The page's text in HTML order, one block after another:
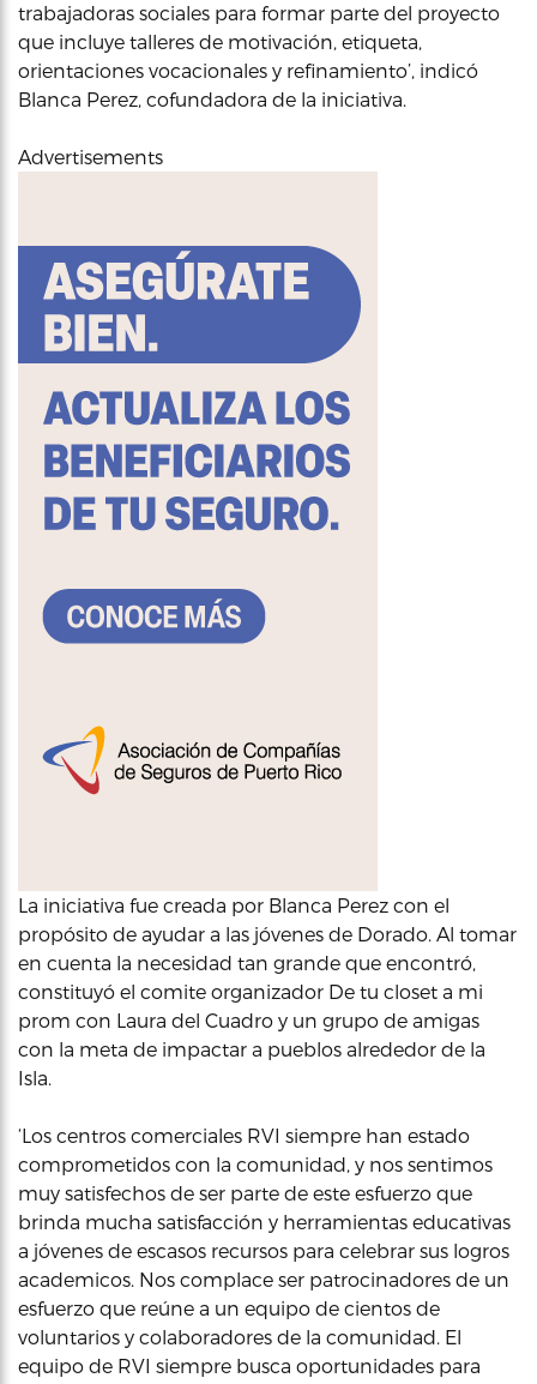
trabajadoras sociales para formar parte del proyecto
que incluye talleres de motivación, etiqueta,
orientaciones vocacionales y refinamiento’, indicó
Blanca Perez, cofundadora de la iniciativa.
Advertisements
La iniciativa fue creada por Blanca Perez con el
propósito de ayudar a las jóvenes de Dorado. Al tomar
en cuenta la necesidad tan grande que encontró,
constituyó el comite organizador De tu closet a mi
prom con Laura del Cuadro y un grupo de amigas
con la meta de impactar a pueblos alrededor de la
Isla.
‘Los centros comerciales RVI siempre han estado
comprometidos con la comunidad, y nos sentimos
muy satisfechos de ser parte de este esfuerzo que
brinda mucha satisfacción y herramientas educativas
a jóvenes de escasos recursos para celebrar sus logros
academicos. Nos complace ser patrocinadores de un
esfuerzo que reúne a un equipo de cientos de
voluntarios y colaboradores de la comunidad. El
equipo de RVI siempre busca oportunidades para